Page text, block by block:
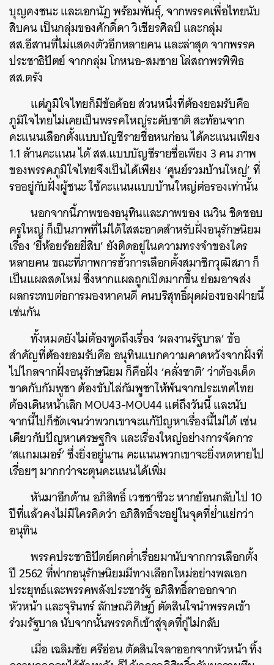
บุญคงชนะ และเอกนัฏ พร้อมพันธุ์, จากพรรคเพื่อไทยนับ
สิบคน เป็นกลุ่มของศักดิ์ดา วิเชียรศิลป์ และกลุ่ม
สส.อีสานที่ไม่แสดงตัวอีกหลายคน และล่าสุด จากพรรค
ประชาธิปัตย์ จากกลุ่ม โกหนอ-สมชาย โล่สถาพรพิพิธ
สส.ตรัง
แต่ภูมิใจไทยก็มีข้อด้อย ส่วนหนึ่งที่ต้องยอมรับคือ
ภูมิใจไทยไม่เคยเป็นพรรคใหญ่ระดับชาติ สะท้อนจาก
คะแนนเลือกตั้งแบบบัญชีรายชื่อหนก่อน ได้คะแนนเพียง
1.1 ล้านคะแนน ได้ สส.แบบบัญชีรายชื่อเพียง 3 คน ภาพ
ของพรรคภูมิใจไทยจึงเป็นได้เพียง ‘ศูนย์รวมบ้านใหญ่’ ที่
รออยู่กับฝั่งผู้ชนะ ใช้คะแนนแบบบ้านใหญ่ต่อรองเท่านั้น
นอกจากนี้ภาพของอนุทินและภาพของ เนวิน ชิดชอบ
ครูใหญ่ ก็เป็นภาพที่ไม่ได้ใสสะอาดสำหรับฝั่งอนุรักษนิยม
เรื่อง ‘ยี้ห้อยร้อยยี่สิบ’ ยังติดอยู่ในความทรงจำของใคร
หลายคน ขณะที่ภาพการฮั้วการเลือกตั้งสมาชิกวุฒิสภา ก็
เป็นแผลสดใหม่ ซึ่งหากแผลถูกเปิดมากขึ้น ย่อมอาจส่ง
ผลกระทบต่อการมองหาคนดี คนบริสุทธิ์ผุดผ่องของฝ่ายนี้
เช่นกัน
ทั้งหมดยังไม่ต้องพูดถึงเรื่อง ‘ผลงานรัฐบาล’ ข้อ
สำคัญที่ต้องยอมรับคือ อนุทินแบกความคาดหวังจากฝั่งที่
ไปไกลจากฝั่งอนุรักษนิยม ก็คือฝั่ง ‘คลั่งชาติ’ ว่าต้องเด็ด
ขาดกับกัมพูชา ต้องขับไล่กัมพูชาให้พ้นจากประเทศไทย
ต้องเดินหน้าเลิก MOU43-MOU44 แต่ถึงวันนี้ และนับ
จากนี้ไปก็ชัดเจนว่าพวกเขาจะแก้ปัญหาเรื่องนี้ไม่ได้ เช่น
เดียวกับปัญหาเศรษฐกิจ และเรื่องใหญ่อย่างการจัดการ
‘สแกมเมอร์’ ซึ่งยิ่งอยู่นาน คะแนนพวกเขาจะยิ่งหดหายไป
เรื่อยๆ มากกว่าจะตุนคะแนนได้เพิ่ม
หันมาอีกด้าน อภิสิทธิ์ เวชชาชีวะ หากย้อนกลับไป 10
ปีที่แล้วคงไม่มีใครคิดว่า อภิสิทธิ์จะอยู่ในจุดที่ย่ำแย่กว่า
อนุทิน
พรรคประชาธิปัตย์ตกต่ำเรื่อยมานับจากการเลือกตั้ง
ปี 2562 ที่ฟากอนุรักษนิยมมีทางเลือกใหม่อย่างพลเอก
ประยุทธ์และพรรคพลังประชารัฐ อภิสิทธิ์ลาออกจาก
หัวหน้า และจุรินทร์ ลักษณวิศิษฏ์ ตัดสินใจนำพรรคเข้า
ร่วมรัฐบาล นับจากนั้นพรรคก็เข้าสู่จุดที่กู่ไม่กลับ
เมื่อ เฉลิมชัย ศรีอ่อน ตัดสินใจลาออกจากหัวหน้า ทิ้ง